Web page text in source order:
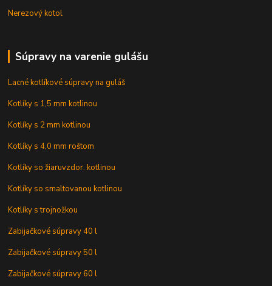
Nerezový kotol
Súpravy na varenie gulášu
Lacné kotlíkové súpravy na guláš
Kotlíky s 1,5 mm kotlinou
Kotlíky s 2 mm kotlinou
Kotlíky s 4,0 mm roštom
Kotlíky so žiaruvzdor. kotlinou
Kotlíky so smaltovanou kotlinou
Kotlíky s trojnožkou
Zabijačkové súpravy 40 l
Zabijačkové súpravy 50 l
Zabijačkové súpravy 60 l